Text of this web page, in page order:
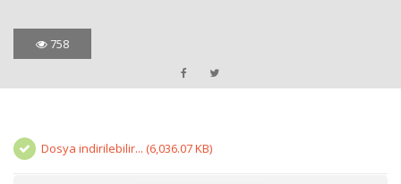
758
Dosya indirilebilir... (6,036.07 KB)